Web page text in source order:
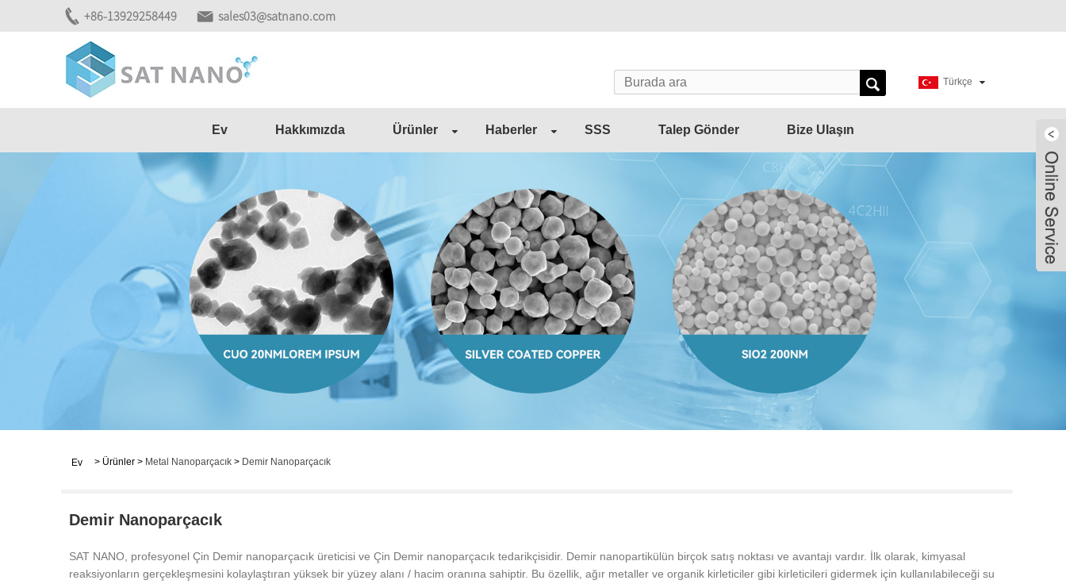
+86-13929258449 sales03@satnano.com
Türkçe
Ev Hakkımızda Ürünler Haberler SSS Talep Gönder Bize Ulaşın
Ev > Ürünler > Metal Nanoparçacık > Demir Nanoparçacık
Demir Nanoparçacık
SAT NANO, profesyonel Çin Demir nanoparçacık üreticisi ve Çin Demir nanoparçacık tedarikçisidir. Demir nanopartikülün birçok satış noktası ve avantajı vardır. İlk olarak, kimyasal
reaksiyonların gerçekleşmesini kolaylaştıran yüksek bir yüzey alanı / hacim oranına sahiptir. Bu özellik, ağır metaller ve organik kirleticiler gibi kirleticileri gidermek için kullanılabileceği su